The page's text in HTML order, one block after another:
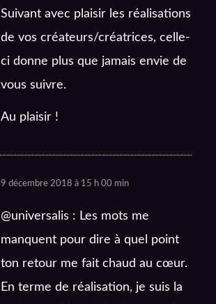
Suivant avec plaisir les réalisations
de vos créateurs/créatrices, celle-
ci donne plus que jamais envie de
vous suivre.
Au plaisir !
9 décembre 2018 à 15 h 00 min
@universalis : Les mots me
manquent pour dire à quel point
ton retour me fait chaud au cœur.
En terme de réalisation, je suis la